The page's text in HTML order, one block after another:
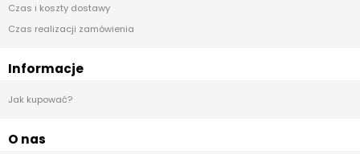
Czas i koszty dostawy
Czas realizacji zamówienia
Informacje
Jak kupować?
O nas